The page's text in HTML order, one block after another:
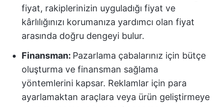
fiyat, rakiplerinizin uyguladığı fiyat ve
kârlılığınızı korumanıza yardımcı olan fiyat
arasında doğru dengeyi bulur.
Finansman: Pazarlama çabalarınız için bütçe
oluşturma ve finansman sağlama
yöntemlerini kapsar. Reklamlar için para
ayarlamaktan araçlara veya ürün geliştirmeye